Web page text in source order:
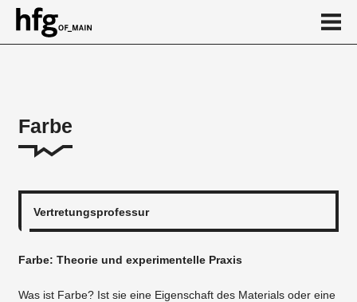
Über
Farbe
Vertretungsprofessur
Farbe: Theorie und experimentelle Praxis
Was ist Farbe? Ist sie eine Eigenschaft des Materials oder eine